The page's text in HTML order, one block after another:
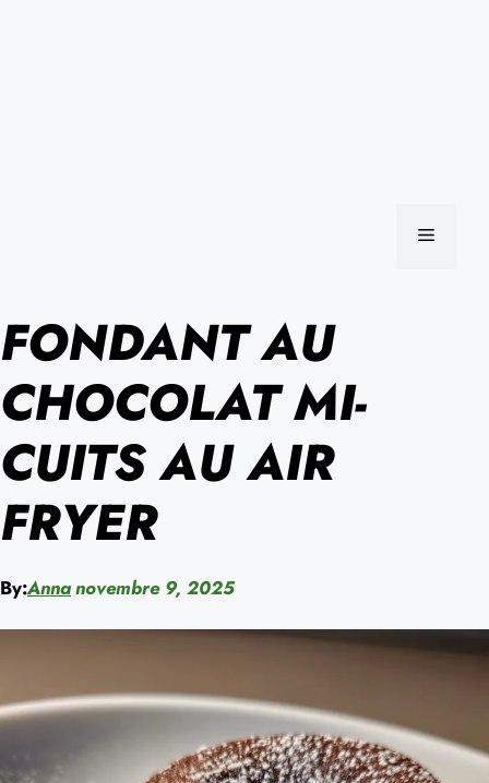
MENU
FONDANT AU
CHOCOLAT MI-
CUITS AU AIR
FRYER
By:Annanovembre 9, 2025